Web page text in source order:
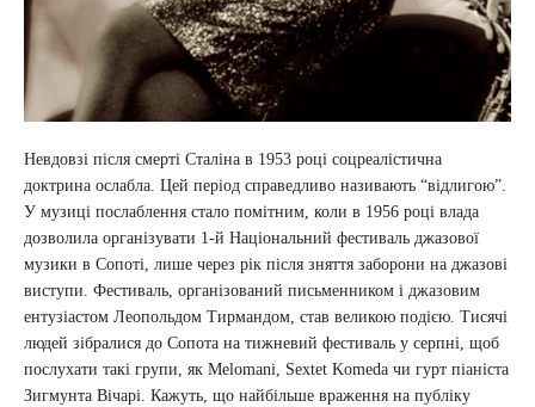
Невдовзі після смерті Сталіна в 1953 році соцреалістична
доктрина ослабла. Цей період справедливо називають “відлигою”.
У музиці послаблення стало помітним, коли в 1956 році влада
дозволила організувати 1-й Національний фестиваль джазової
музики в Сопоті, лише через рік після зняття заборони на джазові
виступи. Фестиваль, організований письменником і джазовим
ентузіастом Леопольдом Тирмандом, став великою подією. Тисячі
людей зібралися до Сопота на тижневий фестиваль у серпні, щоб
послухати такі групи, як Melomani, Sextet Komeda чи гурт піаніста
Зигмунта Вічарі. Кажуть, що найбільше враження на публіку